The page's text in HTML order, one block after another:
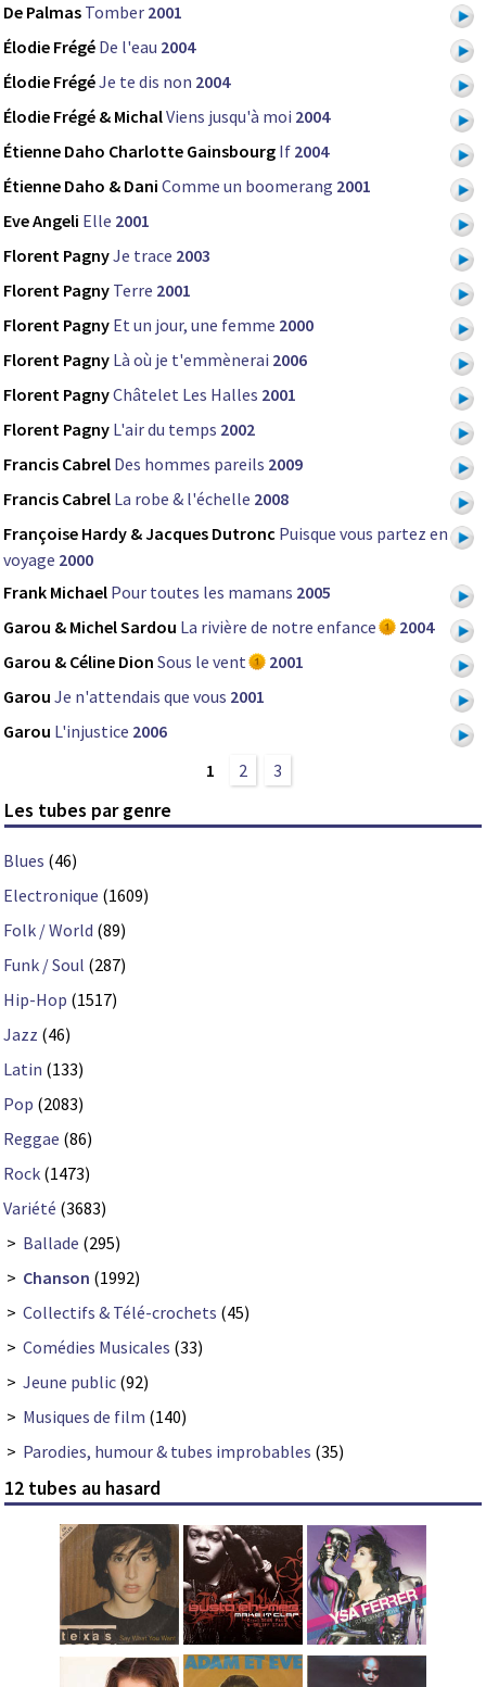
De Palmas Tomber 2001
Élodie Frégé De l'eau 2004
Élodie FrégéJe te dis non 2004
Élodie Frégé & MichalViens jusqu'à moi 2004
Étienne Daho Charlotte Gainsbourg If 2004
Étienne Daho & Dani Comme un boomerang 2001
Eve Angeli Elle 2001
Florent PagnyJe trace 2003
Florent Pagny Terre 2001
Florent Pagny Et un jour, une femme 2000
Florent Pagny Là où je t'emmènerai 2006
Florent PagnyChâtelet Les Halles 2001
Florent Pagny L'air du temps 2002
Francis Cabrel Des hommes pareils 2009
Francis Cabrel La robe & l'échelle 2008
Françoise Hardy & Jacques Dutronc Puisque vous partez en
voyage 2000
Frank Michael Pour toutes les mamans 2005
Garou & Michel Sardou La rivière de notre enfance
2004
Garou & Céline Dion Sous le vent
2001
Garou Je n'attendais que vous 2001
Garou L'injustice 2006
1
2 3
Les tubes par genre
Blues (46)
Electronique (1609)
Folk / World (89)
Funk / Soul (287)
Hip-Hop (1517)
Jazz (46)
Latin (133)
Pop (2083)
Reggae (86)
Rock (1473)
Variété (3683)
> Ballade (295)
> Chanson (1992)
> Collectifs & Télé-crochets (45)
> Comédies Musicales (33)
> Jeune public (92)
> Musiques de film (140)
> Parodies, humour & tubes improbables (35)
12 tubes au hasard